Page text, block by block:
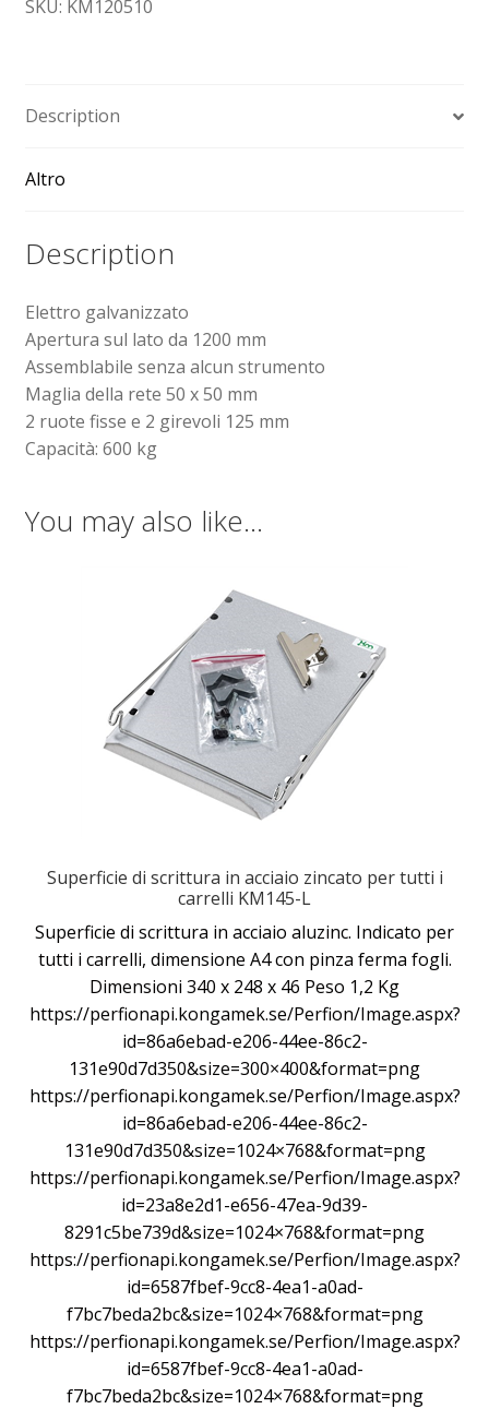
Spedizioni
Transpallet
SKU: KM120510
Description
Altro
Description
Elettro galvanizzato
Apertura sul lato da 1200 mm
Assemblabile senza alcun strumento
Maglia della rete 50 x 50 mm
2 ruote fisse e 2 girevoli 125 mm
Capacità: 600 kg
You may also like…
Superficie di scrittura in acciaio zincato per tutti i
carrelli KM145-L
Superficie di scrittura in acciaio aluzinc. Indicato per
tutti i carrelli, dimensione A4 con pinza ferma fogli.
Dimensioni 340 x 248 x 46 Peso 1,2 Kg
https://perfionapi.kongamek.se/Perfion/Image.aspx?
id=86a6ebad-e206-44ee-86c2-
131e90d7d350&size=300×400&format=png
https://perfionapi.kongamek.se/Perfion/Image.aspx?
id=86a6ebad-e206-44ee-86c2-
131e90d7d350&size=1024×768&format=png
https://perfionapi.kongamek.se/Perfion/Image.aspx?
id=23a8e2d1-e656-47ea-9d39-
8291c5be739d&size=1024×768&format=png
https://perfionapi.kongamek.se/Perfion/Image.aspx?
id=6587fbef-9cc8-4ea1-a0ad-
f7bc7beda2bc&size=1024×768&format=png
https://perfionapi.kongamek.se/Perfion/Image.aspx?
id=6587fbef-9cc8-4ea1-a0ad-
f7bc7beda2bc&size=1024×768&format=png